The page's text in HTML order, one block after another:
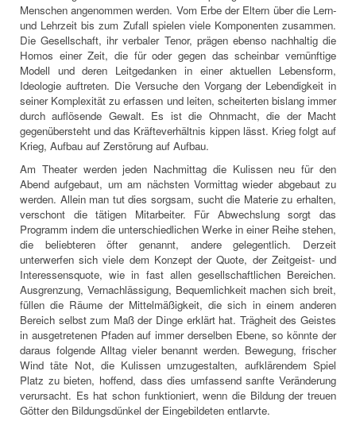
Menschen angenommen werden. Vom Erbe der Eltern über die Lern-
und Lehrzeit bis zum Zufall spielen viele Komponenten zusammen.
Die Gesellschaft, ihr verbaler Tenor, prägen ebenso nachhaltig die
Homos einer Zeit, die für oder gegen das scheinbar vernünftige
Modell und deren Leitgedanken in einer aktuellen Lebensform,
Ideologie auftreten. Die Versuche den Vorgang der Lebendigkeit in
seiner Komplexität zu erfassen und leiten, scheiterten bislang immer
durch auflösende Gewalt. Es ist die Ohnmacht, die der Macht
gegenübersteht und das Kräfteverhältnis kippen lässt. Krieg folgt auf
Krieg, Aufbau auf Zerstörung auf Aufbau.
Am Theater werden jeden Nachmittag die Kulissen neu für den
Abend aufgebaut, um am nächsten Vormittag wieder abgebaut zu
werden. Allein man tut dies sorgsam, sucht die Materie zu erhalten,
verschont die tätigen Mitarbeiter. Für Abwechslung sorgt das
Programm indem die unterschiedlichen Werke in einer Reihe stehen,
die beliebteren öfter genannt, andere gelegentlich. Derzeit
unterwerfen sich viele dem Konzept der Quote, der Zeitgeist- und
Interessensquote, wie in fast allen gesellschaftlichen Bereichen.
Ausgrenzung, Vernachlässigung, Bequemlichkeit machen sich breit,
füllen die Räume der Mittelmäßigkeit, die sich in einem anderen
Bereich selbst zum Maß der Dinge erklärt hat. Trägheit des Geistes
in ausgetretenen Pfaden auf immer derselben Ebene, so könnte der
daraus folgende Alltag vieler benannt werden. Bewegung, frischer
Wind täte Not, die Kulissen umzugestalten, aufklärendem Spiel
Platz zu bieten, hoffend, dass dies umfassend sanfte Veränderung
verursacht. Es hat schon funktioniert, wenn die Bildung der treuen
Götter den Bildungsdünkel der Eingebildeten entlarvte.